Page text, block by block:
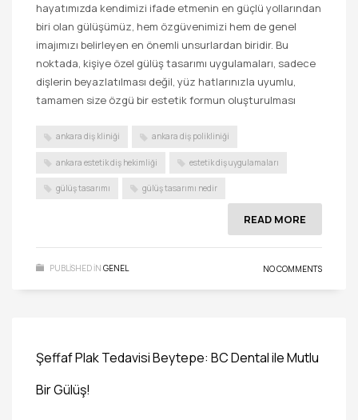
hayatımızda kendimizi ifade etmenin en güçlü yollarından
biri olan gülüşümüz, hem özgüvenimizi hem de genel
imajımızı belirleyen en önemli unsurlardan biridir. Bu
noktada, kişiye özel gülüş tasarımı uygulamaları, sadece
dişlerin beyazlatılması değil, yüz hatlarınızla uyumlu,
tamamen size özgü bir estetik formun oluşturulması
ankara diş kliniği ankara diş polikliniği
ankara estetik diş hekimliği estetik diş uygulamaları
gülüş tasarımı gülüş tasarımı nedir
READ MORE
PUBLISHED IN GENEL NO COMMENTS
Şeffaf Plak Tedavisi Beytepe: BC Dental ile Mutlu
Bir Gülüş!